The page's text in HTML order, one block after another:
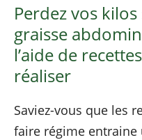
Perdez vos
graisse
l’aide de
réaliser
Saviez-vous que les
faire régime entraine